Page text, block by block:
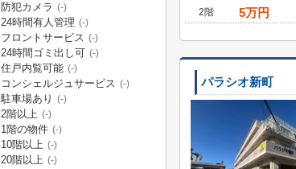
2階
5万円
パラシオ新町
防犯カメラ (-)
24時間有人管理 (-)
フロントサービス (-)
24時間ゴミ出し可 (-)
住戸内覧可能 (-)
コンシェルジュサービス (-)
駐車場あり (-)
2階以上 (-)
1階の物件 (-)
10階以上 (-)
20階以上 (-)